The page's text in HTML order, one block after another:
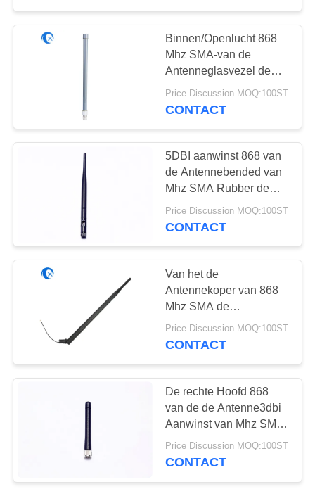
VR
SITEMAP
PRIVACY
POLICY
Binnen/Openlucht 868
Mhz SMA-van de
Antenneglasvezel de
Antenne met de
mannelijke schakelaar
Price Discussion MOQ:100ST
CONTACT
5DBI aanwinst 868 van
de Antennebended van
Mhz SMA Rubber de
Eendantenne met de
Mannelijke Schakelaar
Price Discussion MOQ:100ST
CONTACT
Van het de
Antennekoper van 868
Mhz SMA de
Spiraalvormige Antenne
met ABS/PE Schakelaar
Price Discussion MOQ:100ST
CONTACT
De rechte Hoofd 868
van de de Antenne3dbi
Aanwinst van Mhz SMA
Rubbereend voor
Binnen/Openlucht
Price Discussion MOQ:100ST
CONTACT